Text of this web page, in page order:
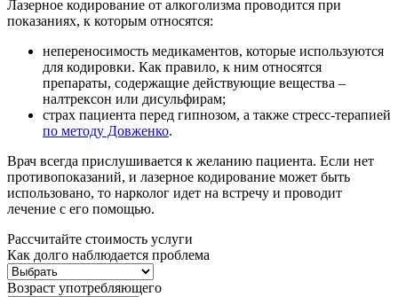
Лазерное кодирование от алкоголизма проводится при
показаниях, к которым относятся:
непереносимость медикаментов, которые используются
для кодировки. Как правило, к ним относятся
препараты, содержащие действующие вещества –
налтрексон или дисульфирам;
страх пациента перед гипнозом, а также стресс-терапией
по методу Довженко.
Врач всегда прислушивается к желанию пациента. Если нет
противопоказаний, и лазерное кодирование может быть
использовано, то нарколог идет на встречу и проводит
лечение с его помощью.
Рассчитайте стоимость услуги
Как долго наблюдается проблема
Возраст употребляющего